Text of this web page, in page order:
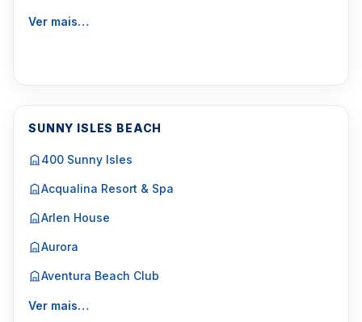
Ver mais…
SUNNY ISLES BEACH
400 Sunny Isles
Acqualina Resort & Spa
Arlen House
Aurora
Aventura Beach Club
Ver mais…